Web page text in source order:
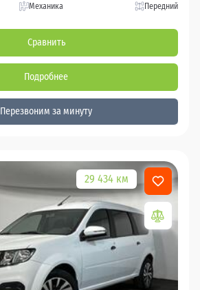
Механика Передний
Сравнить
Подробнее
Перезвоним за минуту
29 434 км